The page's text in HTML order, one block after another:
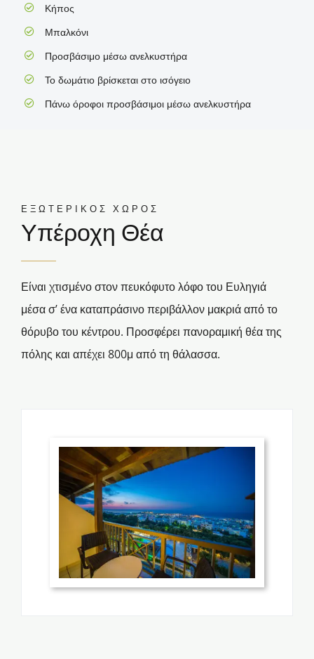
Κήπος
Μπαλκόνι
Προσβάσιμο μέσω ανελκυστήρα
Το δωμάτιο βρίσκεται στο ισόγειο
Πάνω όροφοι προσβάσιμοι μέσω ανελκυστήρα
ΕΞΩΤΕΡΙΚΟΣ ΧΩΡΟΣ
Υπέροχη Θέα
Είναι χτισμένο στον πευκόφυτο λόφο του Ευληγιά
μέσα σ’ ένα καταπράσινο περιβάλλον μακριά από το
θόρυβο του κέντρου. Προσφέρει πανοραμική θέα της
πόλης και απέχει 800μ από τη θάλασσα.